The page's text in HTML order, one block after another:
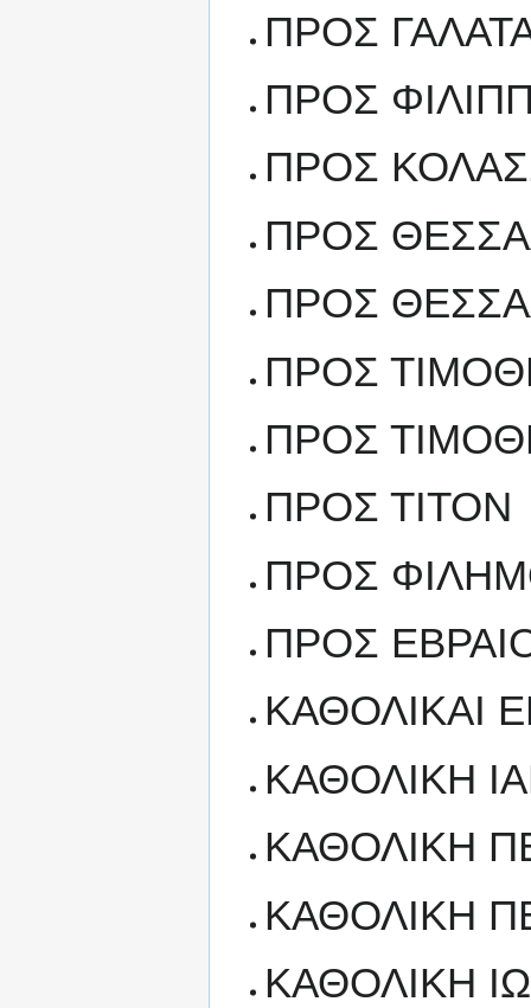
ΠΡΟΣ
ΠΡΟΣ
ΠΡΟΣ
ΠΡΟΣ
ΠΡΟΣ
ΠΡΟΣ
ΠΡΟΣ
ΠΡΟΣ ΤΙΤΟΝ
ΠΡΟΣ
ΠΡΟΣ
ΚΑΘΟΛΙΚΑΙ
ΚΑΘΟΛΙΚΗ
ΚΑΘΟΛΙΚΗ
ΚΑΘΟΛΙΚΗ
ΚΑΘΟΛΙΚΗ